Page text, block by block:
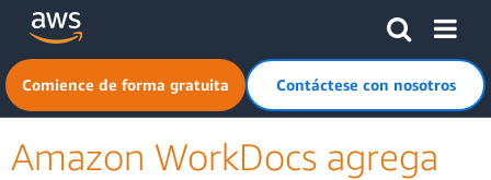
Saltar al contenido principal
Haga clic aquí para volver a la página de inicio de Amazon
Comience de forma gratuita Contáctese con nosotros
Amazon WorkDocs agrega